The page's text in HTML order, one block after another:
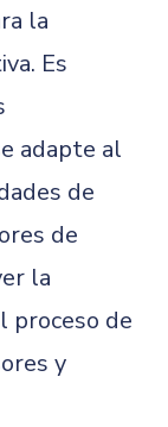
la
Es
adapte al
de
de
la
proceso de
y